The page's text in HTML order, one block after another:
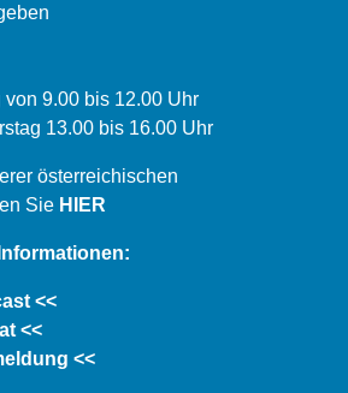
von 9.00 bis 12.00 Uhr
13.00 bis 16.00 Uhr
österreichischen
Sie HIER
<<
<<
<<